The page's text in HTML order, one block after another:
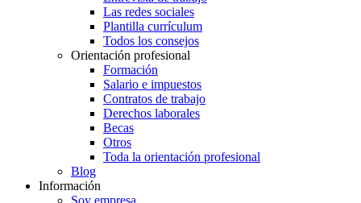
Las redes sociales
Plantilla currículum
Todos los consejos
Orientación profesional
Formación
Salario e impuestos
Contratos de trabajo
Derechos laborales
Becas
Otros
Toda la orientación profesional
Blog
Información
Soy empresa